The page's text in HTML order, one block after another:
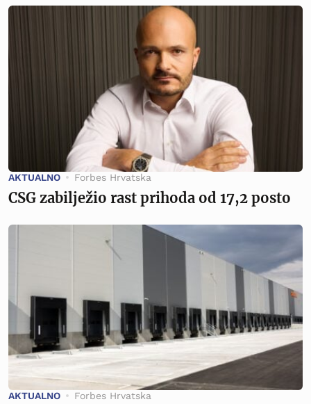
AKTUALNO Forbes Hrvatska
CSG zabilježio rast prihoda od 17,2 posto
AKTUALNO Forbes Hrvatska